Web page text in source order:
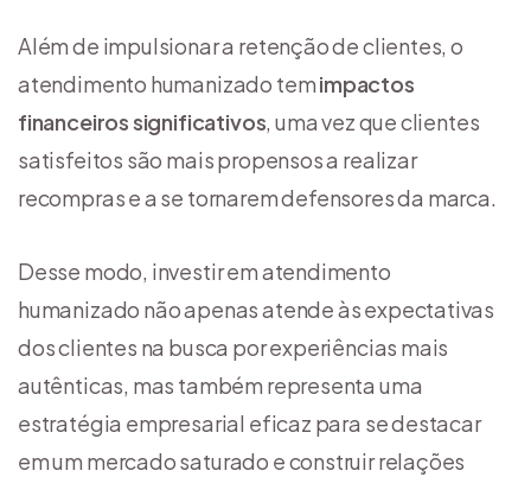
Além de impulsionar a retenção de clientes, o
atendimento humanizado temimpactos
financeiros significativos, uma vez que clientes
satisfeitos são mais propensos a realizar
recompras e a se tornarem defensores da marca.
Desse modo, investir em atendimento
humanizado não apenas atende às expectativas
dos clientes na busca por experiências mais
autênticas, mas também representa uma
estratégia empresarial eficaz para se destacar
em um mercado saturado e construir relações